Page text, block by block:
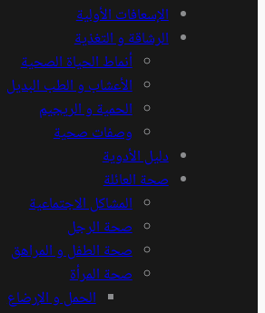
الإسعافات الأولية
الرشاقة و التغذية
أنماط الحياة الصحية
الأعشاب و الطب البديل
الحمية و الريجيم
وصفات صحية
دليل الأدوية
صحة العائلة
المشاكل الاجتماعية
صحة الرجل
صحة الطفل و المراهق
صحة المرأة
الحمل و الإرضاع